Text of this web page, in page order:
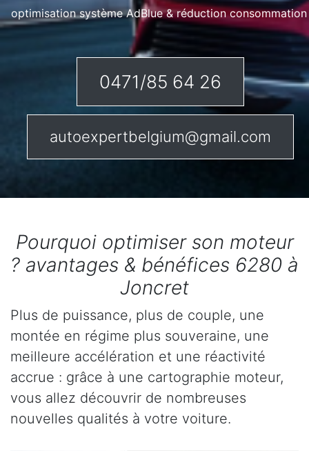
optimisation système AdBlue & réduction consommation
0471/85 64 26
autoexpertbelgium@gmail.com
Pourquoi optimiser son moteur
? avantages & bénéfices 6280 à
Joncret
Plus de puissance, plus de couple, une
montée en régime plus souveraine, une
meilleure accélération et une réactivité
accrue : grâce à une cartographie moteur,
vous allez découvrir de nombreuses
nouvelles qualités à votre voiture.